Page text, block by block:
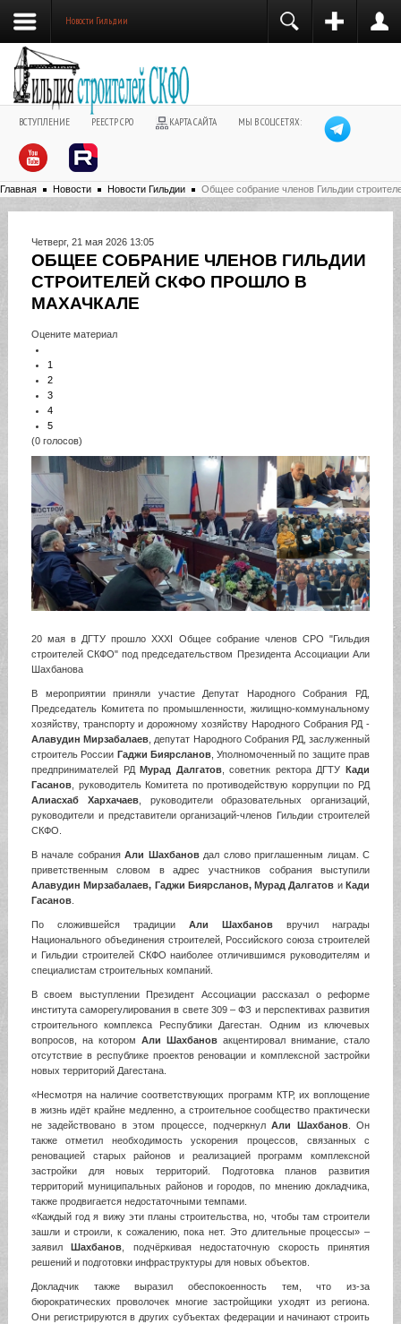
Новости Гильдии
ВСТУПЛЕНИЕ РЕЕСТР СРО КАРТА САЙТА МЫ В СОЦСЕТЯХ:
Главная Новости Новости Гильдии Общее собрание членов Гильдии
Четверг, 21 мая 2026 13:05
ОБЩЕЕ СОБРАНИЕ ЧЛЕНОВ ГИЛЬДИИ
СТРОИТЕЛЕЙ СКФО ПРОШЛО В
МАХАЧКАЛЕ
Оцените материал
1
2
3
4
5
(0 голосов)
20 мая в ДГТУ прошло XXXI Общее собрание членов СРО "Гильдия
строителей СКФО" под председательством Президента Ассоциации Али
Шахбанова
В мероприятии приняли участие Депутат Народного Собрания РД,
Председатель Комитета по промышленности, жилищно-коммунальному
хозяйству, транспорту и дорожному хозяйству Народного Собрания РД -
Алавудин Мирзабалаев , депутат Народного Собрания РД, заслуженный
строитель России Гаджи Биярсланов, Уполномоченный по защите прав
предпринимателей РДМурад Далгатов, советник ректора ДГТУКади
Гасанов, руководитель Комитета по противодействую коррупции по РД
Алиасхаб Хархачаев, руководители образовательных организаций,
руководители и представители организаций-членов Гильдии строителей
СКФО.
В начале собранияАли Шахбановдал слово приглашенным лицам. С
приветственным словом в адрес участников собрания выступили
Алавудин Мирзабалаев, Гаджи Биярсланов, Мурад Далгатов иКади
Гасанов.
По сложившейся традицииАли Шахбанов вручил награды
Национального объединения строителей, Российского союза строителей
и Гильдии строителей СКФО наиболее отличившимся руководителям и
специалистам строительных компаний.
В своем выступлении Президент Ассоциации рассказал о реформе
института саморегулирования в свете 309 – ФЗ и перспективах развития
строительного комплекса Республики Дагестан. Одним из ключевых
вопросов, на котором Али Шахбанов акцентировал внимание, стало
отсутствие в республике проектов реновации и комплексной застройки
новых территорий Дагестана.
«Несмотря на наличие соответствующих программ КТР, их воплощение
в жизнь идёт крайне медленно, а строительное сообщество практически
не задействовано в этом процессе, подчеркнулАли Шахбанов. Он
также отметил необходимость ускорения процессов, связанных с
реновацией старых районов и реализацией программ комплексной
застройки для новых территорий. Подготовка планов развития
территорий муниципальных районов и городов, по мнению докладчика,
также продвигается недостаточными темпами.
«Каждый год я вижу эти планы строительства, но, чтобы там строители
зашли и строили, к сожалению, пока нет. Это длительные процессы» –
заявилШахбанов , подчёркивая недостаточную скорость принятия
решений и подготовки инфраструктуры для новых объектов.
Докладчик также выразил обеспокоенность тем, что из-за
бюрократических проволочек многие застройщики уходят из региона.
Они регистрируются в других субъектах федерации и начинают строить